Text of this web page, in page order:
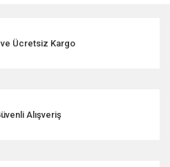
veya görüntülenemiyor.
daha pahalı.
ve Ücretsiz Kargo
Alışveriş